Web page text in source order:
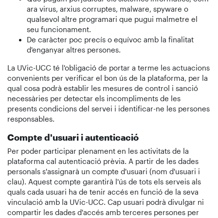
ara virus, arxius corruptes, malware, spyware o
qualsevol altre programari que pugui malmetre el
seu funcionament.
De caràcter poc precís o equívoc amb la finalitat
d'enganyar altres persones.
La UVic-UCC té l'obligació de portar a terme les actuacions
convenients per verificar el bon ús de la plataforma, per la
qual cosa podrà establir les mesures de control i sanció
necessàries per detectar els incompliments de les
presents condicions del servei i identificar-ne les persones
responsables.
Compte d'usuari i autenticació
Per poder participar plenament en les activitats de la
plataforma cal autenticació prèvia. A partir de les dades
personals s'assignarà un compte d'usuari (nom d'usuari i
clau). Aquest compte garantirà l'ús de tots els serveis als
quals cada usuari ha de tenir accés en funció de la seva
vinculació amb la UVic-UCC. Cap usuari podrà divulgar ni
compartir les dades d'accés amb terceres persones per